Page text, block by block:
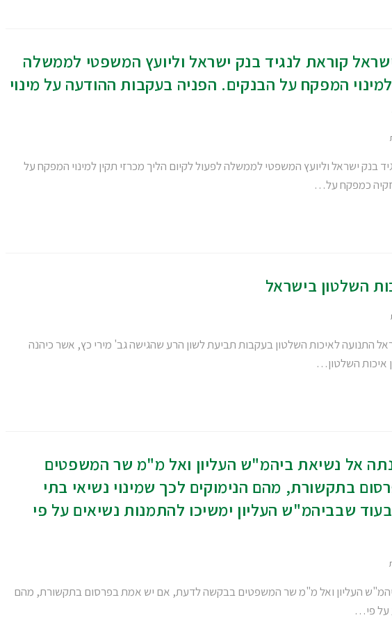
קוראת לנגיד בנק ישראל וליועץ המשפטי לממשלה
המפקח על הבנקים. הפניה בעקבות ההודעה על מינוי
בנק ישראל וליועץ המשפטי לממשלה לפעול לקיום הליך מכרזי תקין למינוי המפקח על
כמפקח על…
השלטון בישראל
התנועה לאיכות השלטון בעקבות תביעת לשון הרע שהגישה גב' מירי כץ, אשר כיהנה
איכות השלטון…
אל נשיאת ביהמ"ש העליון ואל מ"מ שר המשפטים
בתקשורת, מהם הנימוקים לכך שמינוי נשיאי בתי
שבביהמ"ש העליון ימשיכו להתמנות נשיאים על פי
העליון ואל מ"מ שר המשפטים בבקשה לדעת, אם יש אמת בפרסום בתקשורת, מהם
על פי…